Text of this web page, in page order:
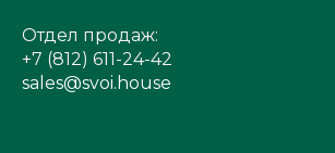
Отдел продаж:
+7 (812) 611-24-42
sales@svoi.house